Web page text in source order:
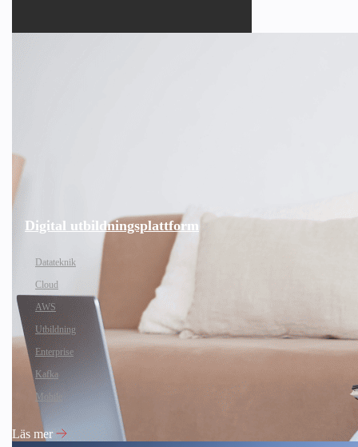
Digital utbildningsplattform
Datateknik
Cloud
AWS
Utbildning
Enterprise
Kafka
Mobile
Läs mer